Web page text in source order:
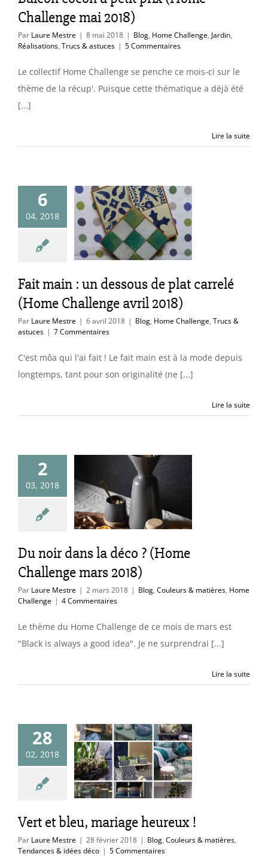
Challenge mai 2018)
Par Laure Mestre | 8 mai 2018 | Blog, Home Challenge, Jardin,
Réalisations, Trucs & astuces | 5 Commentaires
Le collectif Home Challenge se penche ce mois-ci sur le
thème de la récup'. Puisque cette thématique a déjà été
[...]
Lire la suite
6
04, 2018
main : un
de plat
(Home
avril
& astuces
Fait main : un dessous de plat carrelé
(Home Challenge avril 2018)
Par Laure Mestre | 6 avril 2018 | Blog, Home Challenge, Trucs &
astuces | 7 Commentaires
C'est môa qui l'ai fait ! Le fait main est à la mode depuis
longtemps, tant pour son originalité (ne [...]
Lire la suite
2
03, 2018
dans la
? (Home
mars
Challenge
Du noir dans la déco ? (Home
Challenge mars 2018)
Par Laure Mestre | 2 mars 2018 | Blog, Couleurs & matières, Home
Challenge | 4 Commentaires
Le thème du Home Challenge de ce mois de mars est
"Black is always a good idea". Je ne surprendrai [...]
Lire la suite
28
02, 2018
et bleu,
heureux !
& matières
Vert et bleu, mariage heureux !
Par Laure Mestre | 28 février 2018 | Blog, Couleurs & matières,
Tendances & idées déco | 5 Commentaires